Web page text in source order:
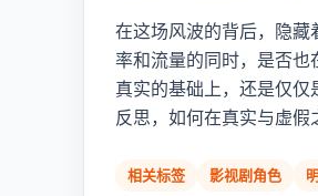
在这场风波的背后，隐藏
率和流量的同时，是否也
真实的基础上，还是仅
反思，如何在真实与虚假
相关标签 影视剧角色